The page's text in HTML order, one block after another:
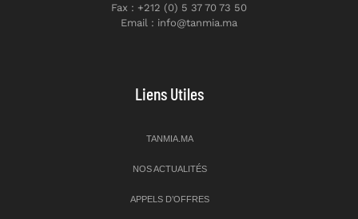
Fax : +212 (0) 5 37 70 73 50
Email : info@tanmia.ma
Liens Utiles
TANMIA.MA
NOS ACTUALITÉS
APPELS D’OFFRES